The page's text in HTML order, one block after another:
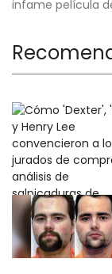
infame película